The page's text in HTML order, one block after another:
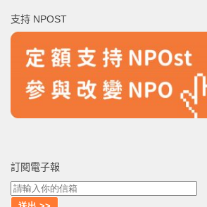
字:
支持 NPOST
訂閱電子報